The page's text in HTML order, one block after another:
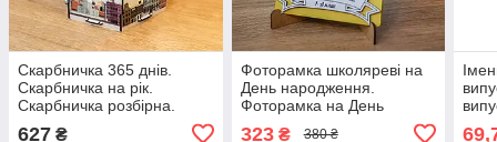
Скарбничка 365 днів.
Скарбничка на рік.
Скарбничка розбірна.
627 ₴
Фоторамка школяреві на
День народження.
Фоторамка на День
народження Подарунок на
323₴ 380 ₴